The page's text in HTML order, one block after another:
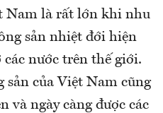
Nam là rất lớn khi nhu
sản nhiệt đới hiện
các nước trên thế giới.
của Việt Nam cũng
và ngày càng được các